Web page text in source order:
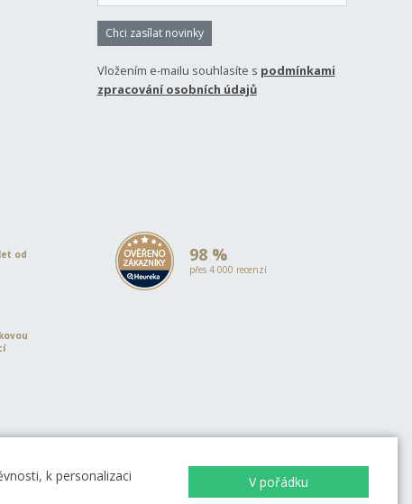
Chci zasílat novinky
Vložením e-mailu souhlasíte s podmínkami
zpracování osobních údajů
od
98 %
přes 4 000 recenzí
OP Podnikání a inovace pro
EVROPSKÁ UNIE
k personalizaci
V pořádku